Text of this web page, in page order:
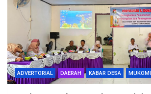
ADVERTORIAL DAERAH KABAR DESA